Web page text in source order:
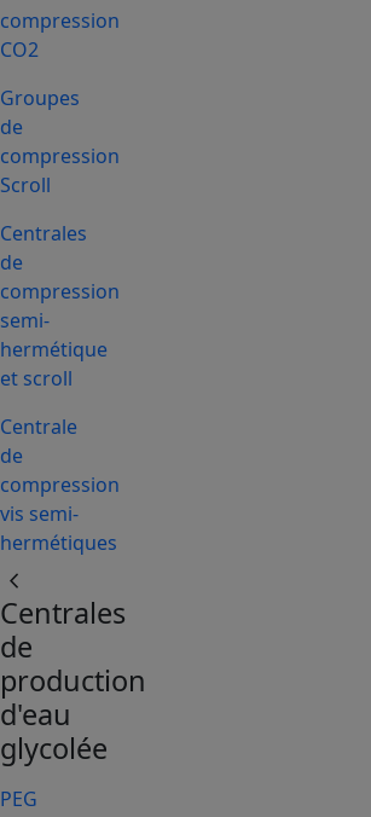
compression
CO2
Groupes
de
compression
Scroll
Centrales
de
compression
semi-
hermétique
et scroll
Centrale
de
compression
vis semi-
hermétiques
chevron_left
Centrales
de
production
d'eau
glycolée
PEG